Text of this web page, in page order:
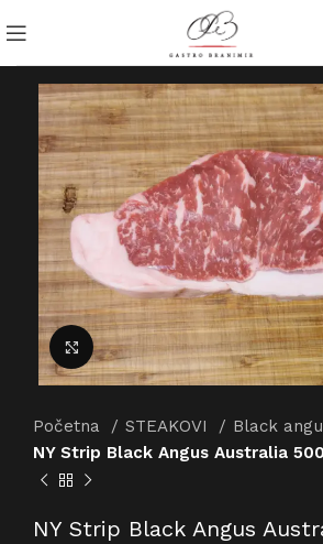
Click to enlarge
Početna STEAKOVI
Black
NY Strip Black Angus Australia
NY Strip Black Angus